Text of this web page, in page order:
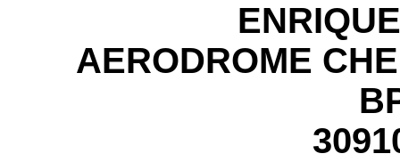
AERODROME